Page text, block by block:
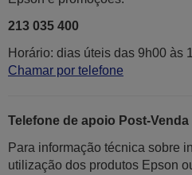
213 035 400
Horário: dias úteis das 9h00 às
Chamar por telefone
Telefone de apoio Post-Venda
Para informação técnica sobre
utilização dos produtos Epson